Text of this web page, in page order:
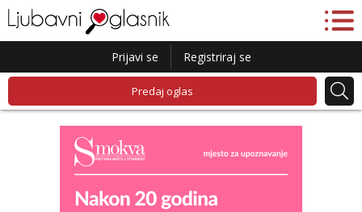
Prijavi se Registriraj se
Predaj oglas